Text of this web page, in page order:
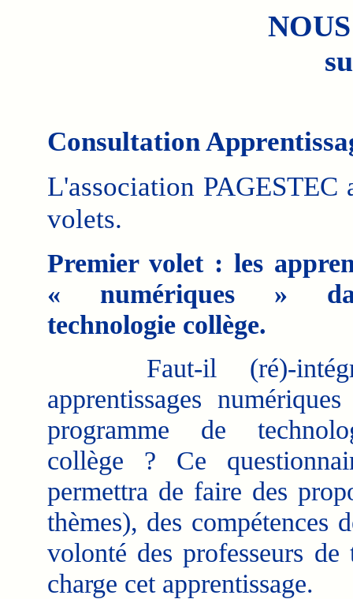
Consultation
L'association
volets.
Premier volet : les
« numériques »
technologie collège.
Faut-il (ré)-
apprentissages
programme de
collège ? Ce
permettra de faire des
thèmes), des compétences
volonté des professeurs
charge cet apprentissage.